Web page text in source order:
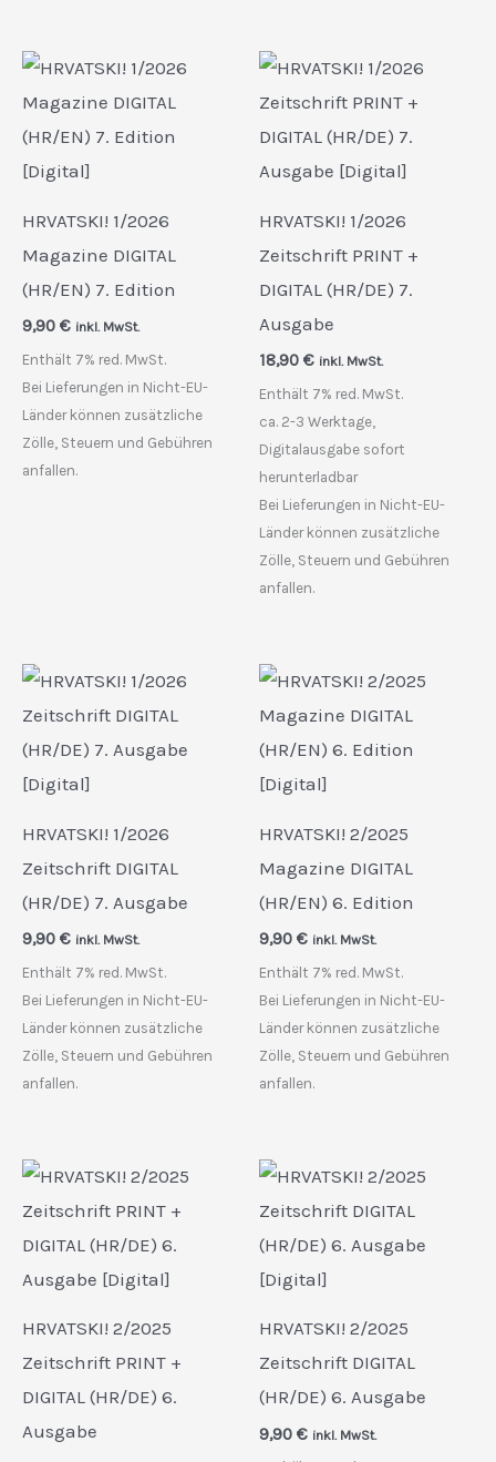
HRVATSKI! 1/2026
Magazine DIGITAL
(HR/EN) 7. Edition
9,90 € inkl. MwSt.
Enthält 7% red. MwSt.
Bei Lieferungen in Nicht-EU-
Länder können zusätzliche
Zölle, Steuern und Gebühren
anfallen.
HRVATSKI! 1/2026
Zeitschrift PRINT +
DIGITAL (HR/DE) 7.
Ausgabe
18,90 € inkl. MwSt.
Enthält 7% red. MwSt.
ca. 2-3 Werktage,
Digitalausgabe sofort
herunterladbar
Bei Lieferungen in Nicht-EU-
Länder können zusätzliche
Zölle, Steuern und Gebühren
anfallen.
HRVATSKI! 1/2026
Zeitschrift DIGITAL
(HR/DE) 7. Ausgabe
9,90 € inkl. MwSt.
Enthält 7% red. MwSt.
Bei Lieferungen in Nicht-EU-
Länder können zusätzliche
Zölle, Steuern und Gebühren
anfallen.
HRVATSKI! 2/2025
Magazine DIGITAL
(HR/EN) 6. Edition
9,90 € inkl. MwSt.
Enthält 7% red. MwSt.
Bei Lieferungen in Nicht-EU-
Länder können zusätzliche
Zölle, Steuern und Gebühren
anfallen.
HRVATSKI! 2/2025
Zeitschrift PRINT +
DIGITAL (HR/DE) 6.
Ausgabe
HRVATSKI! 2/2025
Zeitschrift DIGITAL
(HR/DE) 6. Ausgabe
9,90 € inkl. MwSt.